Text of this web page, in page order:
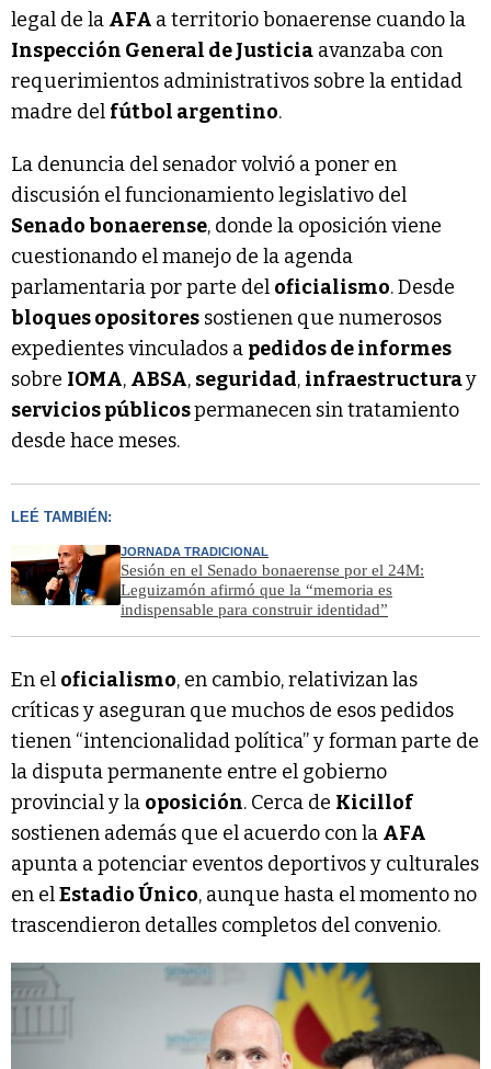
legal de la AFA a territorio bonaerense cuando la
Inspección General de Justicia avanzaba con
requerimientos administrativos sobre la entidad
madre del fútbol argentino.
La denuncia del senador volvió a poner en
discusión el funcionamiento legislativo del
Senado bonaerense, donde la oposición viene
cuestionando el manejo de la agenda
parlamentaria por parte del oficialismo. Desde
bloques opositores sostienen que numerosos
expedientes vinculados a pedidos de informes
sobre IOMA, ABSA, seguridad, infraestructuray
servicios públicospermanecen sin tratamiento
desde hace meses.
LEÉ TAMBIÉN:
JORNADA TRADICIONAL
Sesión en el Senado bonaerense por el 24M:
Leguizamón afirmó que la “memoria es
indispensable para construir identidad”
En el oficialismo, en cambio, relativizan las
críticas y aseguran que muchos de esos pedidos
tienen “intencionalidad política” y forman parte de
la disputa permanente entre el gobierno
provincial y la oposición. Cerca de Kicillof
sostienen además que el acuerdo con la AFA
apunta a potenciar eventos deportivos y culturales
en elEstadio Único, aunque hasta el momento no
trascendieron detalles completos del convenio.